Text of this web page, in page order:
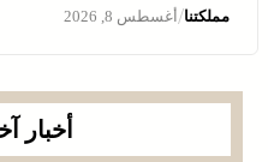
مملكتنا/أغسطس 8, 2026
أخبار